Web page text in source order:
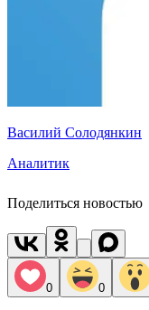
Василий Солодянкин
Аналитик
Поделиться новостью
0 0